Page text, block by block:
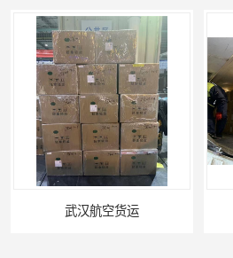
武汉航空货运